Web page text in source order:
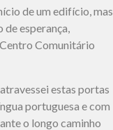
de um edifício, mas
de esperança,
Comunitário
estas portas
portuguesa e com
o longo caminho